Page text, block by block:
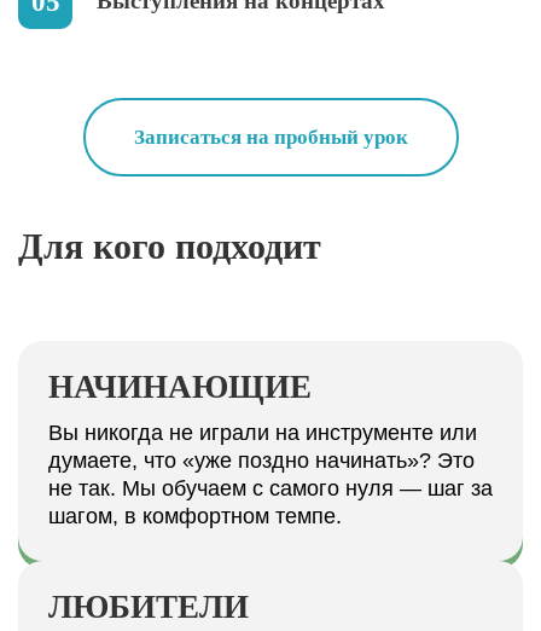
Записаться на пробный урок
Для кого подходит
НАЧИНАЮЩИЕ
Вы никогда не играли на инструменте или
думаете, что «уже поздно начинать»? Это
не так. Мы обучаем с самого нуля — шаг за
шагом, в комфортном темпе.
ЛЮБИТЕЛИ